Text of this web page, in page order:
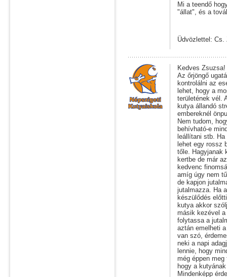
Mi a teendő
"állat", és a
Üdvözlettel: Cs.
Kedves Zsuzsa!
Az őrjöngő
kontrolálni az
lehet, hogy a
területének vél.
kutya állandó
embereknél
Nem tudom,
behívható-e
leállítani stb.
lehet egy rossz
tőle. Hagyjanak
kertbe de már
kedvenc
amíg úgy nem
de kapjon
jutalmazza. Ha
készülődés
kutya akkor
másik kezével
folytassa a
aztán emelheti
van szó,
neki a napi
lennie, hogy
még éppen
hogy a
Mindenképp